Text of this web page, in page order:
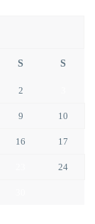
S S
2
9 10
16 17
24